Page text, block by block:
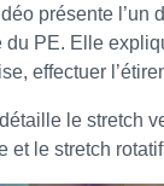
présente l’un
du PE. Elle
effectuer
le stretch
et le stretch